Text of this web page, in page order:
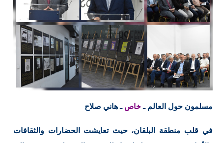
مسلمون حول العالم ـخاص ـ هاني صلاح
في قلب منطقة البلقان، حيث تعايشت الحضارات والثقافات